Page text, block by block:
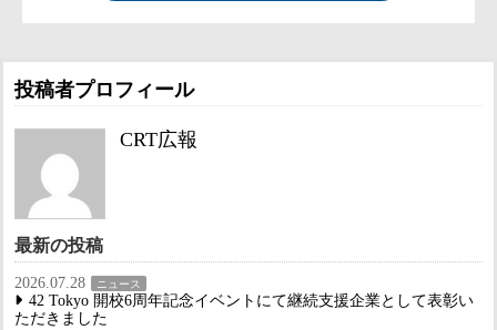
投稿者プロフィール
CRT広報
最新の投稿
2026.07.28 ニュース
42 Tokyo 開校6周年記念イベントにて継続支援企業として表彰い
ただきました